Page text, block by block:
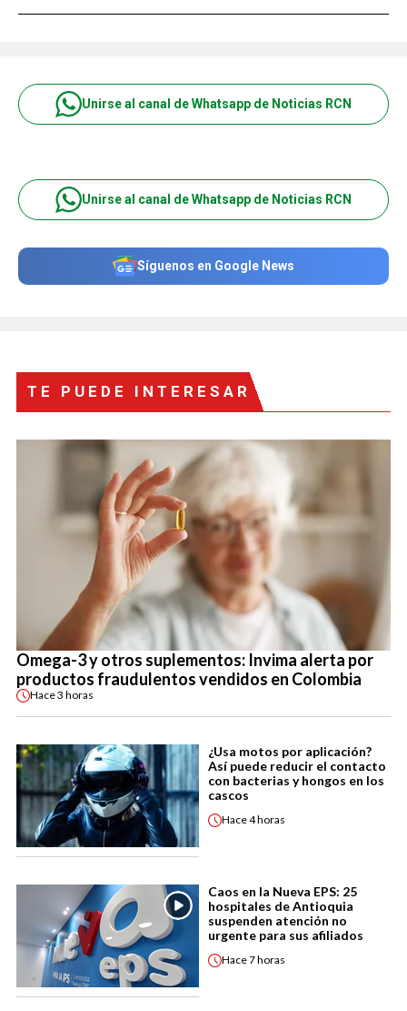
Unirse al canal de Whatsapp de Noticias RCN
Unirse al canal de Whatsapp de Noticias RCN
Síguenos en Google News
TE PUEDE INTERESAR
Omega-3 y otros suplementos: Invima alerta por
productos fraudulentos vendidos en Colombia
Hace3 horas
¿Usa motos por aplicación?
Así puede reducir el contacto
con bacterias y hongos en los
cascos
Hace4 horas
Caos en la Nueva EPS: 25
hospitales de Antioquia
suspenden atención no
urgente para sus afiliados
Hace7 horas